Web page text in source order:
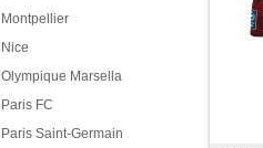
Montpellier
Nice
Olympique Marsella
Paris FC
Paris Saint-Germain